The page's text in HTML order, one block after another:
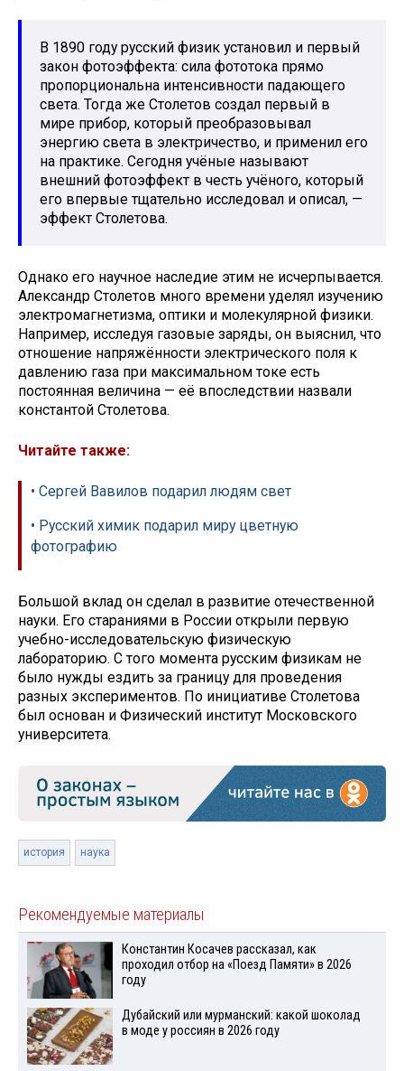
В 1890 году русский физик установил и первый
закон фотоэффекта: сила фототока прямо
пропорциональна интенсивности падающего
света. Тогда же Столетов создал первый в
мире прибор, который преобразовывал
энергию света в электричество, и применил его
на практике. Сегодня учёные называют
внешний фотоэффект в честь учёного, который
его впервые тщательно исследовал и описал, —
эффект Столетова.
Однако его научное наследие этим не исчерпывается.
Александр Столетов много времени уделял изучению
электромагнетизма, оптики и молекулярной физики.
Например, исследуя газовые заряды, он выяснил, что
отношение напряжённости электрического поля к
давлению газа при максимальном токе есть
постоянная величина — её впоследствии назвали
константой Столетова.
Читайте также:
• Сергей Вавилов подарил людям свет
• Русский химик подарил миру цветную
фотографию
Большой вклад он сделал в развитие отечественной
науки. Его стараниями в России открыли первую
учебно-исследовательскую физическую
лабораторию. С того момента русским физикам не
было нужды ездить за границу для проведения
разных экспериментов. По инициативе Столетова
был основан и Физический институт Московского
университета.
история наука
Рекомендуемые материалы
Константин Косачев рассказал, как
проходил отбор на «Поезд Памяти» в 2026
году
Дубайский или мурманский: какой шоколад
в моде у россиян в 2026 году